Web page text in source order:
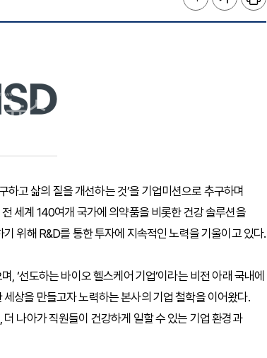
고 삶의 질을 개선하는 것’을 기업미션으로 추구하며
세계 140여개 국가에 의약품을 비롯한 건강 솔루션을
위해 R&D를 통한 투자에 지속적인 노력을 기울이고 있다.
‘선도하는 바이오 헬스케어 기업’이라는 비전 아래 국내에
상을 만들고자 노력하는 본사의 기업 철학을 이어왔다.
나아가 직원들이 건강하게 일할 수 있는 기업 환경과